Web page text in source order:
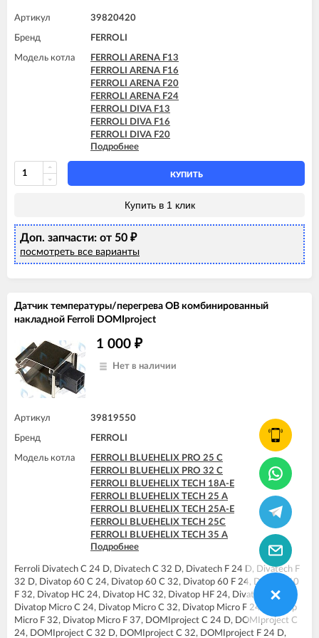
Артикул 39820420
Бренд FERROLI
Модель котла
FERROLI ARENA F13
FERROLI ARENA F16
FERROLI ARENA F20
FERROLI ARENA F24
FERROLI DIVA F13
FERROLI DIVA F16
FERROLI DIVA F20
FERROLI DIVA F24
FERROLI DIVA HF24
FERROLI DIVAproject F24
FERROLI DIVAtech D F24
FERROLI DIVAtech F24 D
FERROLI DIVAtop F24
FERROLI DIVAtop HF24
FERROLI DIVAtop Low Nox F24
FERROLI DIVAtop micro F24
Подробнее
КУПИТЬ
Купить в 1 клик
Доп. запчасти: от 50 ₽
посмотреть все варианты
Датчик температуры/перегрева ОВ комбинированный
накладной Ferroli DOMIproject
1 000 ₽
Нет в наличии
Артикул 39819550
Бренд FERROLI
Модель котла
FERROLI BLUEHELIX PRO 25 C
FERROLI BLUEHELIX PRO 32 C
FERROLI BLUEHELIX TECH 18A-E
FERROLI BLUEHELIX TECH 25 A
FERROLI BLUEHELIX TECH 25A-E
FERROLI BLUEHELIX TECH 25C
FERROLI BLUEHELIX TECH 35 A
FERROLI BLUEHELIX TECH 35A-E
FERROLI DIVAtech C24 D
FERROLI DIVAtech C32 D
FERROLI DIVAtech D C24
FERROLI DIVAtech D C32
FERROLI DIVAtech D F24
Подробнее
Ferroli Divatech C 24 D, Divatech C 32 D, Divatech F 24 D, Divatech F
32 D, Divatop 60 C 24, Divatop 60 C 32, Divatop 60 F 24, Divatop 60
F 32, Divatop HC 24, Divatop HC 32, Divatop HF 24, Divatop HF 32,
Divatop Micro C 24, Divatop Micro C 32, Divatop Micro F 24, Divatop
Micro F 32, Divatop Micro F 37, DOMIproject C 24 D, DOMIproject C
24, DOMIproject C 32 D, DOMIproject C 32, DOMIproject F 24 D,